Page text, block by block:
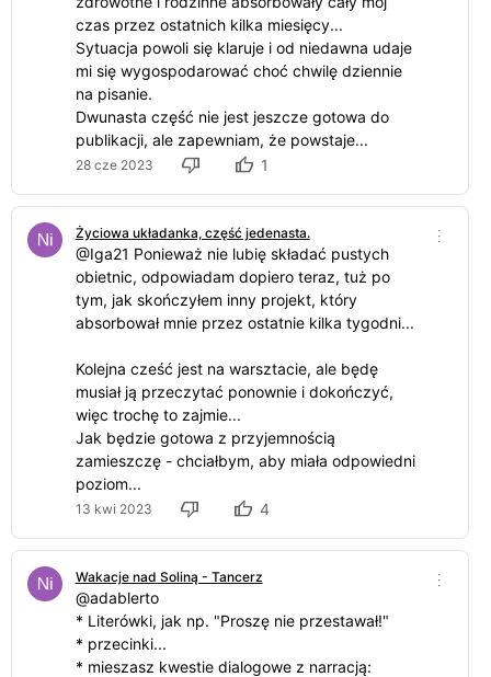
czas przez ostatnich kilka miesięcy...
Sytuacja powoli się klaruje i od niedawna udaje
mi się wygospodarować choć chwilę dziennie
na pisanie.
Dwunasta część nie jest jeszcze gotowa do
publikacji, ale zapewniam, że powstaje...
28 cze 2023 1
Życiowa układanka, część jedenasta.
@Iga21 Ponieważ nie lubię składać pustych
obietnic, odpowiadam dopiero teraz, tuż po
tym, jak skończyłem inny projekt, który
absorbował mnie przez ostatnie kilka tygodni...
Kolejna cześć jest na warsztacie, ale będę
musiał ją przeczytać ponownie i dokończyć,
więc trochę to zajmie...
Jak będzie gotowa z przyjemnością
zamieszczę - chciałbym, aby miała odpowiedni
poziom...
13 kwi 2023 4
Wakacje nad Soliną - Tancerz
@adablerto
* Literówki, jak np. "Proszę nie przestawał!"
* przecinki...
* mieszasz kwestie dialogowe z narracją: